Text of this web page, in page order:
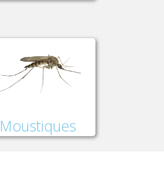
Moustiques